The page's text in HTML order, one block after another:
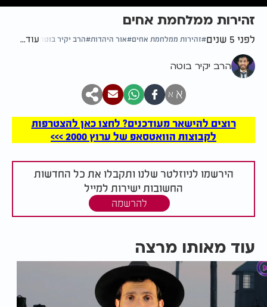
זהירות ממלחמת אחים
לפני 5 שנים זהירות ממלחמת אחים אור היהדות הרב יקיר בוטה עוד...
הרב יקיר בוטה
א א
רוצים להישאר מעודכנים? לחצו כאן להצטרפות
לקבוצות הוואטסאפ של ערוץ 2000 >>>
הירשמו לניוזלטר שלנו ותקבלו את כל החדשות
החשובות ישירות למייל
להרשמה
עוד מאותו מרצה